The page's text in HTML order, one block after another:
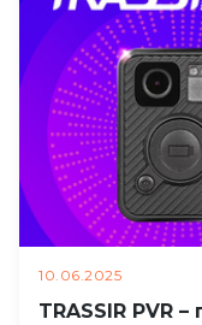
10.06.2025
TRASSIR PVR